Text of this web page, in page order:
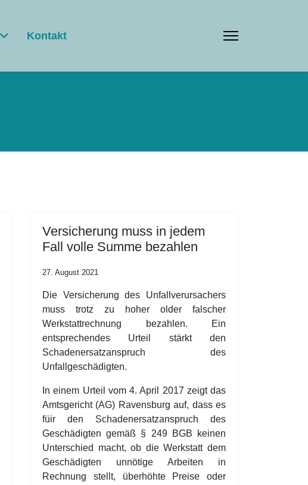
Kontakt
Versicherung muss in jedem
Fall volle Summe bezahlen
27. August 2021
Die Versicherung des Unfallverursachers
muss trotz zu hoher older falscher
Werkstattrechnung bezahlen. Ein
entsprechendes Urteil stärkt den
Schadenersatzanspruch des
Unfallgeschädigten.
In einem Urteil vom 4. April 2017 zeigt das
Amtsgericht (AG) Ravensburg auf, dass es
füir den Schadenersatzanspruch des
Geschädigten gemäß § 249 BGB keinen
Unterschied macht, ob die Werkstatt dem
Geschädigten unnötige Arbeiten in
Rechnung stellt, überhöhte Preise oder